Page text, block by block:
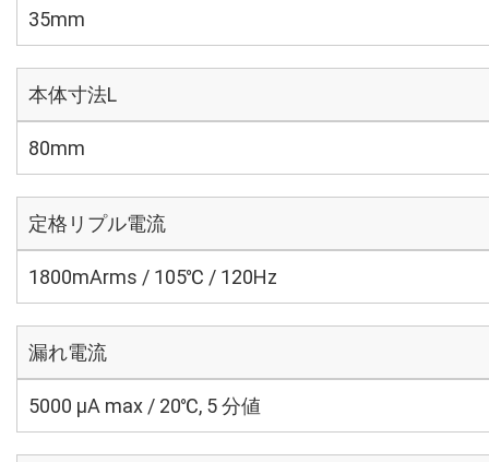
35mm
本体寸法L
80mm
定格リプル電流
1800mArms / 105℃ / 120Hz
漏れ電流
5000 μA max / 20℃, 5 分値